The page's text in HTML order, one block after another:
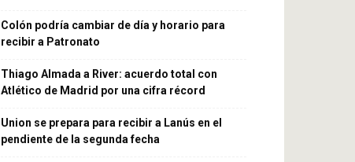
Colón podría cambiar de día y horario para
recibir a Patronato
Thiago Almada a River: acuerdo total con
Atlético de Madrid por una cifra récord
Union se prepara para recibir a Lanús en el
pendiente de la segunda fecha